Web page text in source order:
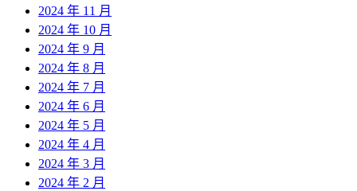
2024 年 11 月
2024 年 10 月
2024 年 9 月
2024 年 8 月
2024 年 7 月
2024 年 6 月
2024 年 5 月
2024 年 4 月
2024 年 3 月
2024 年 2 月